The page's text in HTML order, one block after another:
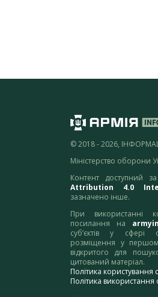
© 2018 - 2026,
Міністерство оборони
Контент доступний
Attribution 4.0
зазначено інше.
При використанні
посилання на
суб’єктів у сфері
розміщення у
відкритого для
цитований матеріал.
Політика
Політика використання